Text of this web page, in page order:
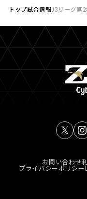
トップ試合情報J3リーグ第
お問い合わせ
プライバシーポリシー